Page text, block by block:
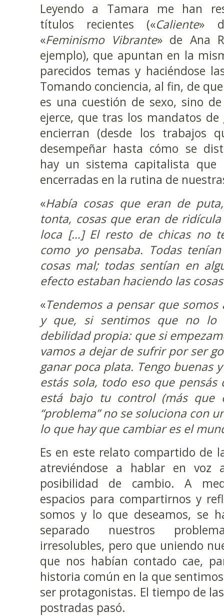
Leyendo a Tamara me han
títulos recientes («Caliente»
«Feminismo Vibrante» de Ana
ejemplo), que apuntan en la
parecidos temas y haciéndose
Tomando conciencia, al fin, de
es una cuestión de sexo, sino
ejerce, que tras los mandatos
encierran (desde los trabajos
desempeñar hasta cómo se
hay un sistema capitalista que
encerradas en la rutina de
«Había cosas que eran de
tonta, cosas que eran de
loca […] El resto de chicas no
como yo pensaba. Todas
cosas mal; todas sentían en
efecto estaban haciendo las
«Tendemos a pensar que
y que, si sentimos que no lo
debilidad propia: que si
vamos a dejar de sufrir por ser
ganar poca plata. Tengo buenas
estás sola, todo eso que
está bajo tu control (más que
“problema” no se soluciona con
lo que hay que cambiar es el
Es en este relato compartido de
atreviéndose a hablar en voz
posibilidad de cambio. A
espacios para compartirnos y
somos y lo que deseamos, se
separado nuestros
irresolubles, pero que uniendo
que nos habían contado cae,
historia común en la que
ser protagonistas. El tiempo de
postradas pasó.